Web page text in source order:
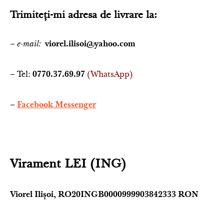
Trimiteți-miadresa de livrare la:
– e-mail: viorel.ilisoi@yahoo.com
– Tel: 0770.37.69.97 (WhatsApp)
– Facebook Messenger
Virament LEI (ING)
Viorel Ilișoi, RO20INGB0000999903842333 RON